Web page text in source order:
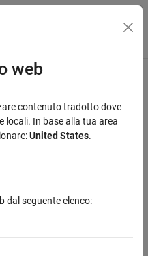
di navigazione
web
contenuto tradotto dove
locali. In base alla tua area
United States.
dal seguente elenco: